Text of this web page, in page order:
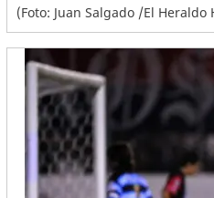
(Foto: Juan Salgado /El Heraldo